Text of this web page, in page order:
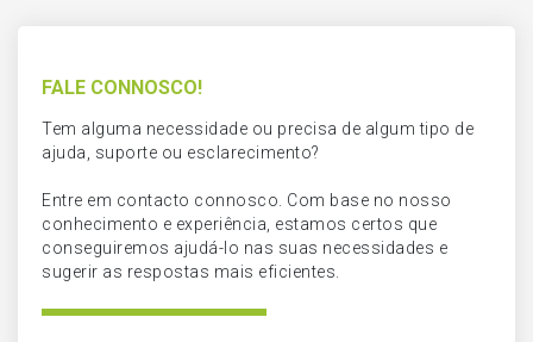
FALE CONNOSCO!
Tem alguma necessidade ou precisa de algum tipo de
ajuda, suporte ou esclarecimento?
Entre em contacto connosco. Com base no nosso
conhecimento e experiência, estamos certos que
conseguiremos ajudá-lo nas suas necessidades e
sugerir as respostas mais eficientes.